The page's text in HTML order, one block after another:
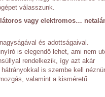
válasszunk.
vagy elektromos…
és adottságaival.
is elegendő lehet, ami nem
rendelkezik, így azt akár
is szembe kell
valamint a kisméretű